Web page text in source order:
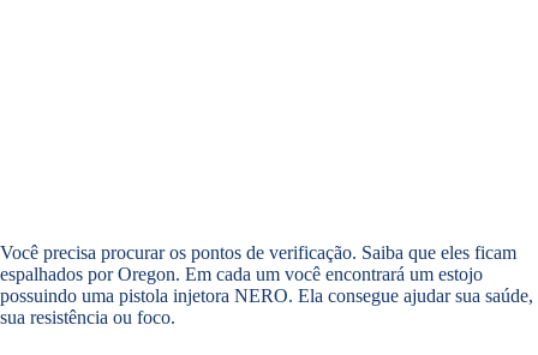
Você precisa procurar os pontos de verificação. Saiba que eles ficam
espalhados por Oregon. Em cada um você encontrará um estojo
possuindo uma pistola injetora NERO. Ela consegue ajudar sua saúde,
sua resistência ou foco.